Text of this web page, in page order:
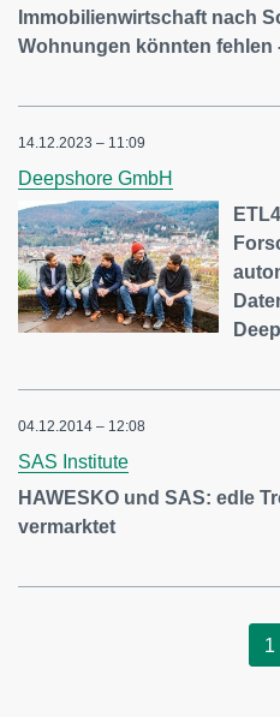
Immobilienwirtschaft nach
Wohnungen könnten fehlen
14.12.2023 – 11:09
Deepshore GmbH
04.12.2014 – 12:08
SAS Institute
HAWESKO und SAS: edle
vermarktet
1